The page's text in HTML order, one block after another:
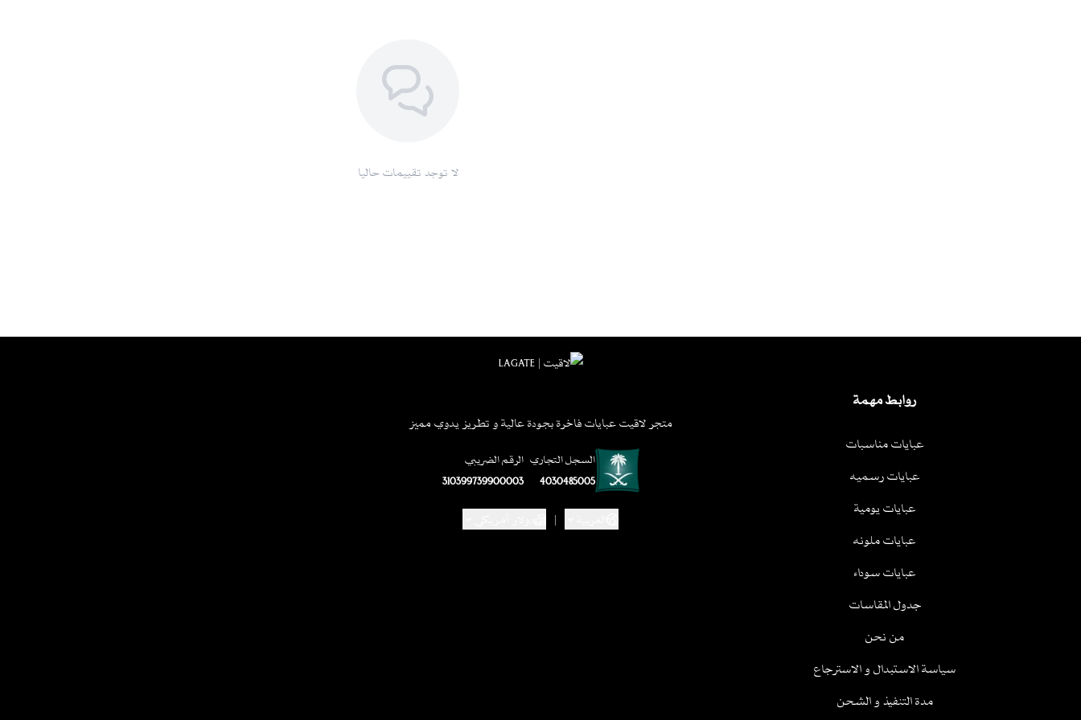
لا توجد تقييمات حاليا
روابط مهمة
عبايات مناسبات
عبايات رسميه
عبايات يومية
عبايات ملونه
عبايات سوداء
جدول المقاسات
من نحن
سياسة الاستبدال و الاسترجاع
مدة التنفيذ و الشحن
متجر لاقيت عبايات فاخرة بجودة عالية و تطريز يدوي مميز
السجل التجاري
4030485005
الرقم الضريبي
310399739900003
|